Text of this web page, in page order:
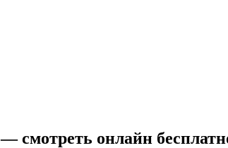
смотреть онлайн